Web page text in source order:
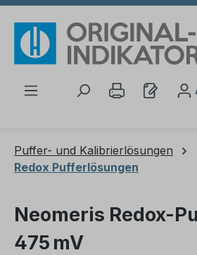
Puffer- und Kalibrierlösungen
Redox Pufferlösungen
Neomeris Redox-
475 mV